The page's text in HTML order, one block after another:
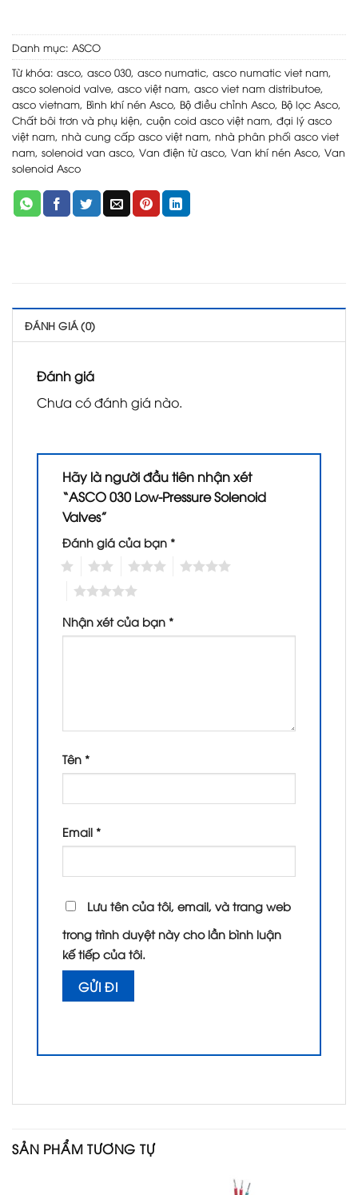
Danh mục: ASCO
Từ khóa: asco, asco 030, asco numatic, asco numatic viet nam,
asco solenoid valve, asco việt nam, asco viet nam distributoe,
asco vietnam, Bình khí nén Asco, Bộ điều chỉnh Asco, Bộ lọc Asco,
Chất bôi trơn và phụ kiện, cuộn coid asco việt nam, đại lý asco
việt nam, nhà cung cấp asco việt nam, nhà phân phối asco viet
nam, solenoid van asco, Van điện từ asco, Van khí nén Asco, Van
solenoid Asco
ĐÁNH GIÁ (0)
Đánh giá
Chưa có đánh giá nào.
Hãy là người đầu tiên nhận xét
“ASCO 030 Low-Pressure Solenoid
Valves”
Đánh giá của bạn *
Nhận xét của bạn *
Tên *
Email *
Lưu tên của tôi, email, và trang web
trong trình duyệt này cho lần bình luận
kế tiếp của tôi.
SẢN PHẨM TƯƠNG TỰ